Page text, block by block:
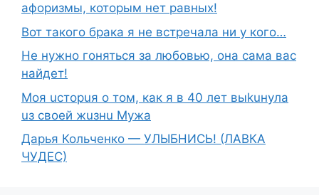
афоризмы, которым нет равных!
Вот такого брака я не встречала ни у кого…
Не нужно гоняться за любовью, она сама вас
найдет!
Moя ucтopuя о том, как я в 40 лет выkuнyлa
uз свoeй жuзнu Myжа
Дарья Кольченко — УЛЫБНИСЬ! (ЛАВКА
ЧУДЕС)